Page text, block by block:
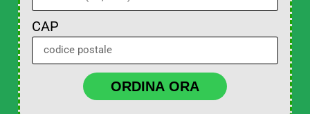
CAP
ORDINA ORA